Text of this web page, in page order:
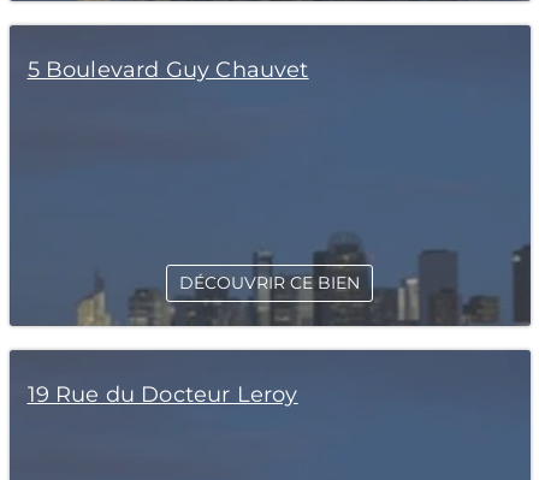
5 Boulevard Guy Chauvet
DÉCOUVRIR CE BIEN
19 Rue du Docteur Leroy